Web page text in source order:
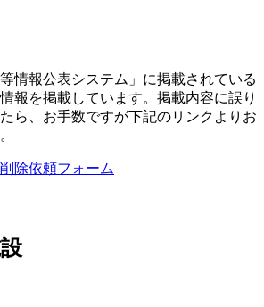
情報公表システム」に掲載されている
報を掲載しています。掲載内容に誤り
ら、お手数ですが下記のリンクよりお
除依頼フォーム